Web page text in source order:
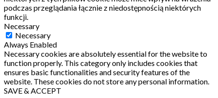
podczas przeglądania łącznie z niedostępnością niektórych
funkcji.
Necessary
Necessary
Always Enabled
Necessary cookies are absolutely essential for the website to
function properly. This category only includes cookies that
ensures basic functionalities and security features of the
website. These cookies do not store any personal information.
SAVE & ACCEPT